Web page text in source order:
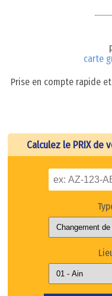
carte
Prise en compte rapide et
Calculez le PRIX